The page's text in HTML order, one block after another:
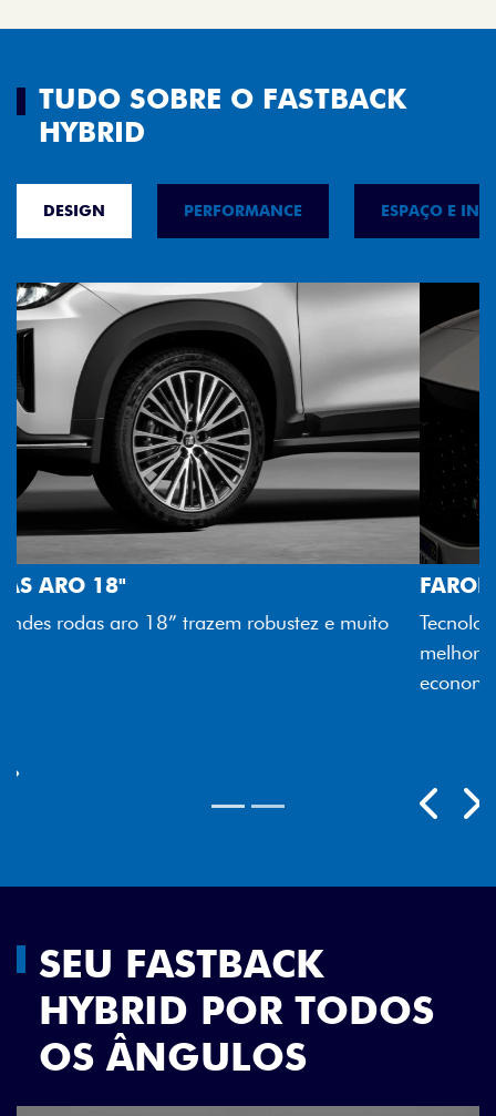
TUDO SOBRE O FASTBACK
HYBRID
DESIGN PERFORMANCE ESPAÇO E
FAROL FULL LED
Tecnologia dos faróis totalmente em LED garante
melhor luminosidade, maior durabilidade e mais
SEU FASTBACK
HYBRID POR TODOS
OS ÂNGULOS